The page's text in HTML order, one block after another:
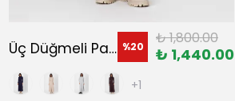
Üç Düğmeli Pamuklu Modal Elbise %20 ₺ 1,800.00
₺ 1,440.00
+1